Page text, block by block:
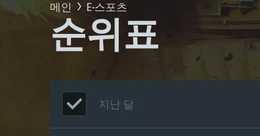
메인 E-스포츠
순위표
지난 달